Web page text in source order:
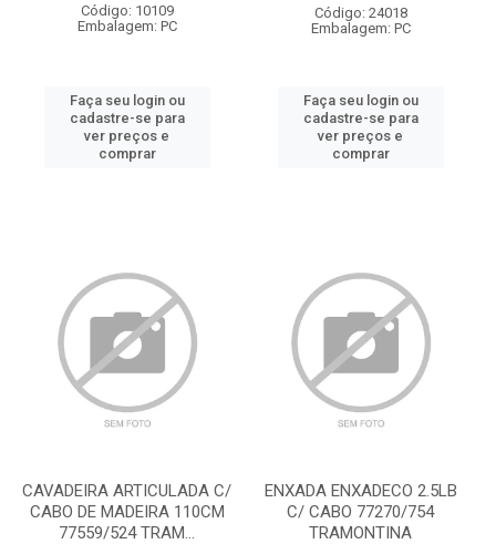
Código: 10109
Embalagem: PC
Faça seu login ou
cadastre-se para
ver preços e
comprar
Código: 24018
Embalagem: PC
Faça seu login ou
cadastre-se para
ver preços e
comprar
CAVADEIRA ARTICULADA C/
CABO DE MADEIRA 110CM
77559/524 TRAM...
ENXADA ENXADECO 2.5LB
C/ CABO 77270/754
TRAMONTINA